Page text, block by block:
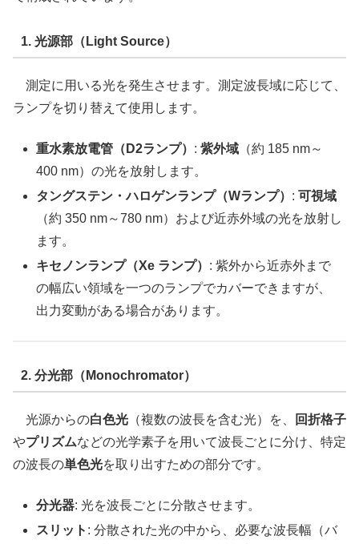
1. 光源部（Light Source）
測定に用いる光を発生させます。測定波長域に応じて、
ランプを切り替えて使用します。
重水素放電管（D2ランプ） :紫外域 （約 185 nm～
400 nm）の光を放射します。
タングステン・ハロゲンランプ（Wランプ） :可視域
（約 350 nm～780 nm）および近赤外域の光を放射し
ます。
キセノンランプ（Xe ランプ） : 紫外から近赤外まで
の幅広い領域を一つのランプでカバーできますが、
出力変動がある場合があります。
2. 分光部（Monochromator）
光源からの白色光 （複数の波長を含む光）を、
回折格子
やプリズムなどの光学素子を用いて波長ごとに分け、特定
の波長の単色光を取り出すための部分です。
分光器: 光を波長ごとに分散させます。
スリット : 分散された光の中から、必要な波長幅（バ